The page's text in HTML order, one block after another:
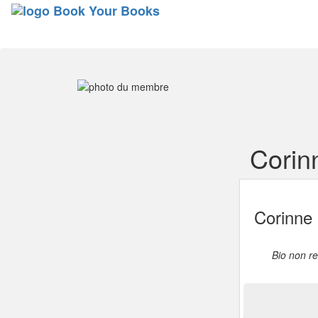
Corinne
Bio non